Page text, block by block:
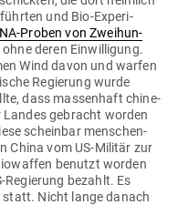
und Bio-Expe­ri­
Proben von Zwei­hun­
ohne deren Ein­wil­ligung.
Wind davon und warfen
Regierung wurde
dass mas­senhaft chi­ne­
Landes gebracht worden
scheinbar men­schen­
China vom US-Militär zur
benutzt worden
Regierung bezahlt. Es
Nicht lange danach